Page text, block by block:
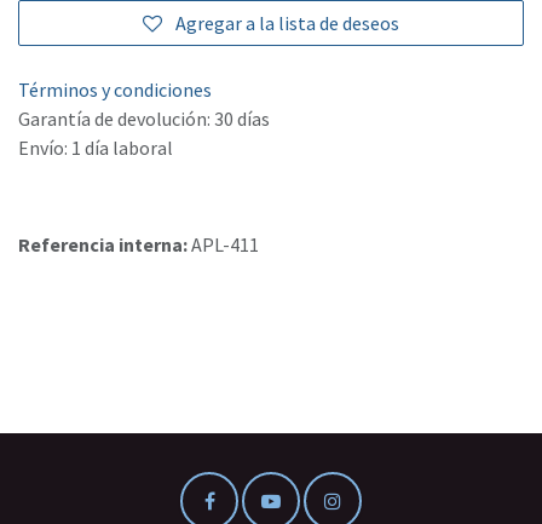
Agregar a la lista de deseos
Términos y condiciones
Garantía de devolución: 30 días
Envío: 1 día laboral
Referencia interna:APL-411